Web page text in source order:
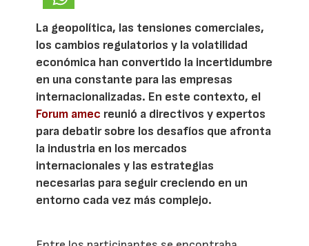
La geopolítica, las tensiones comerciales,
los cambios regulatorios y la volatilidad
económica han convertido la incertidumbre
en una constante para las empresas
internacionalizadas. En este contexto, el
Forum amec reunió a directivos y expertos
para debatir sobre los desafíos que afronta
la industria en los mercados
internacionales y las estrategias
necesarias para seguir creciendo en un
entorno cada vez más complejo.